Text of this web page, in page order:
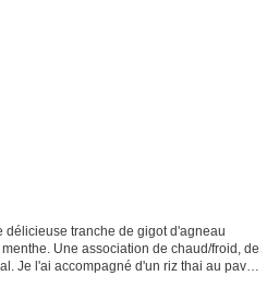
tranche de gigot d'agneau
Une association de chaud/froid, de
Je l'ai accompagné d'un riz thai au pavot.